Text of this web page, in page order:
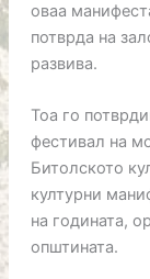
оваа
потврда на
развива.
Тоа го
фестивал на
Битолското
културни
на годината,
општината.